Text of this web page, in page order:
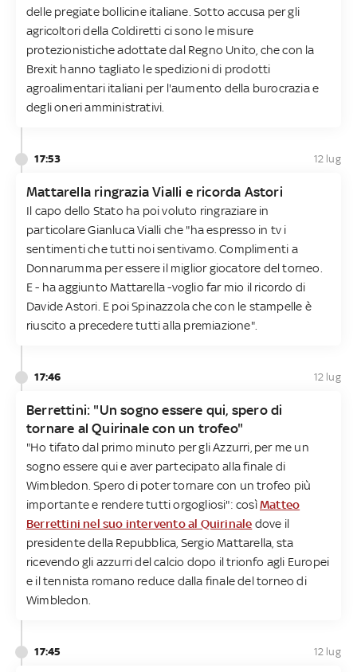
delle pregiate bollicine italiane. Sotto accusa per gli
agricoltori della Coldiretti ci sono le misure
protezionistiche adottate dal Regno Unito, che con la
Brexit hanno tagliato le spedizioni di prodotti
agroalimentari italiani per l'aumento della burocrazia e
degli oneri amministrativi.
17:53 12 lug
Mattarella ringrazia Vialli e ricorda Astori
Il capo dello Stato ha poi voluto ringraziare in
particolare Gianluca Vialli che "ha espresso in tv i
sentimenti che tutti noi sentivamo. Complimenti a
Donnarumma per essere il miglior giocatore del torneo.
E - ha aggiunto Mattarella -voglio far mio il ricordo di
Davide Astori. E poi Spinazzola che con le stampelle è
riuscito a precedere tutti alla premiazione".
17:46 12 lug
Berrettini: "Un sogno essere qui, spero di
tornare al Quirinale con un trofeo"
"Ho tifato dal primo minuto per gli Azzurri, per me un
sogno essere qui e aver partecipato alla finale di
Wimbledon. Spero di poter tornare con un trofeo più
importante e rendere tutti orgogliosi": cosìMatteo
Berrettini nel suo intervento al Quirinale dove il
presidente della Repubblica, Sergio Mattarella, sta
ricevendo gli azzurri del calcio dopo il trionfo agli Europei
e il tennista romano reduce dalla finale del torneo di
Wimbledon.
17:45 12 lug